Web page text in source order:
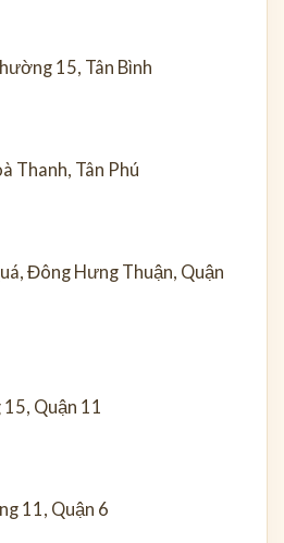
15, Tân Bình
Thanh, Tân Phú
Đông Hưng Thuận, Quận
Quận 11
11, Quận 6